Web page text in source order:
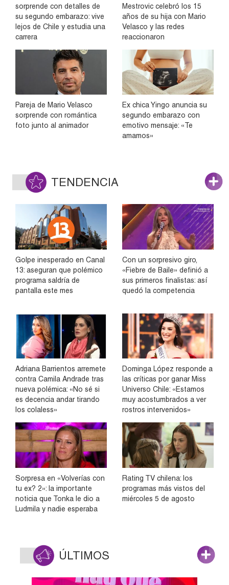
sorprende con detalles de
su segundo embarazo: vive
lejos de Chile y estudia una
carrera
Mestrovic celebró los 15
años de su hija con Mario
Velasco y las redes
reaccionaron
Pareja de Mario Velasco
sorprende con romántica
foto junto al animador
Ex chica Yingo anuncia su
segundo embarazo con
emotivo mensaje: «Te
amamos»
TENDENCIA
Golpe inesperado en Canal
13: aseguran que polémico
programa saldría de
pantalla este mes
Con un sorpresivo giro,
«Fiebre de Baile» definió a
sus primeros finalistas: así
quedó la competencia
Adriana Barrientos arremete
contra Camila Andrade tras
nueva polémica: «No sé si
es decencia andar tirando
los colaless»
Dominga López responde a
las críticas por ganar Miss
Universo Chile: «Estamos
muy acostumbrados a ver
rostros intervenidos»
Sorpresa en «Volverías con
tu ex? 2»: la importante
noticia que Tonka le dio a
Ludmila y nadie esperaba
Rating TV chilena: los
programas más vistos del
miércoles 5 de agosto
ÚLTIMOS